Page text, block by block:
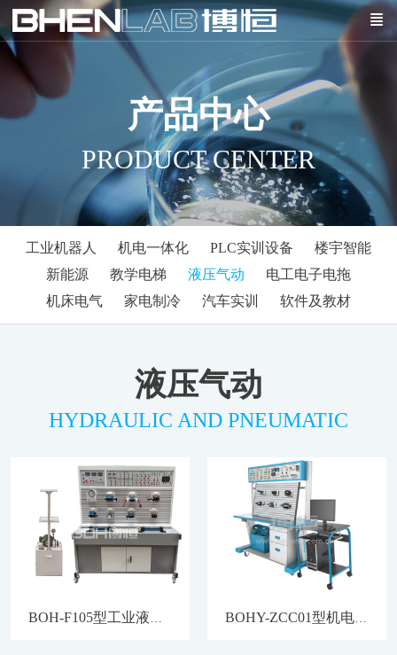
产品中心
PRODUCT CENTER
工业机器人 机电一体化 PLC实训设备
楼宇智能
新能源
教学电梯 液压气动
电工电子电拖
机床电气
家电制冷 汽车实训 软件及教材
液压气动
HYDRAULIC AND PNEUMATIC
BOH-F105型工业液压与气动PLC控制综合实训装置 BOHY-ZCC01型机电液（气）一体化控制综合培训系统